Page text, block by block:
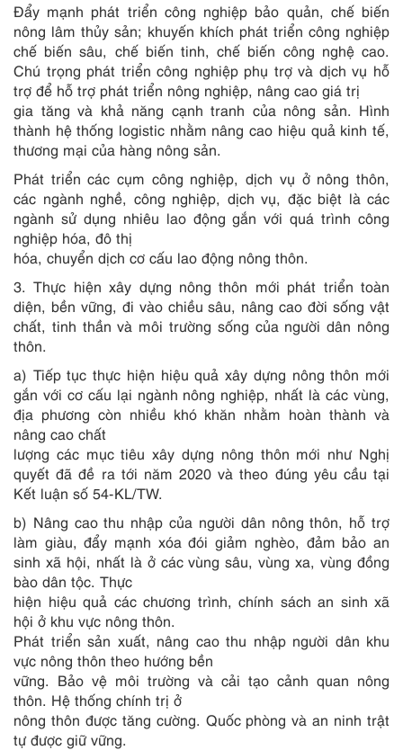
Đẩy mạnh phát triển công nghiệp bảo quản, chế biến
nông lâm thủy sản; khuyến khích phát triển công nghiệp
chế biến sâu, chế biến tinh, chế biến công nghệ cao.
Chú trọng phát triển công nghiệp phụ trợ và dịch vụ hỗ
trợ để hỗ trợ phát triển nông nghiệp, nâng cao giá trị
gia tăng và khả năng cạnh tranh của nông sản. Hình
thành hệ thống logistic nhằm nâng cao hiệu quả kinh tế,
thương mại của hàng nông sản.
Phát triển các cụm công nghiệp, dịch vụ ở nông thôn,
các ngành nghề, công nghiệp, dịch vụ, đặc biệt là các
ngành sử dụng nhiêu lao động gắn với quá trình công
nghiệp hóa, đô thị
hóa, chuyển dịch cơ cấu lao động nông thôn.
3. Thực hiện xây dựng nông thôn mới phát triển toàn
diện, bền vững, đi vào chiều sâu, nâng cao đời sống vật
chất, tinh thần và môi trường sống của người dân nông
thôn.
a) Tiếp tục thực hiện hiệu quả xây dựng nông thôn mới
gắn với cơ cấu lại ngành nông nghiệp, nhất là các vùng,
địa phương còn nhiều khó khăn nhằm hoàn thành và
nâng cao chất
lượng các mục tiêu xây dựng nông thôn mới như Nghị
quyết đã đề ra tới năm 2020 và theo đúng yêu cầu tại
Kết luận số 54-KL/TW.
b) Nâng cao thu nhập của người dân nông thôn, hỗ trợ
làm giàu, đẩy mạnh xóa đói giảm nghèo, đảm bảo an
sinh xã hội, nhất là ở các vùng sâu, vùng xa, vùng đồng
bào dân tộc. Thực
hiện hiệu quả các chương trình, chính sách an sinh xã
hội ở khu vực nông thôn.
Phát triển sản xuất, nâng cao thu nhập người dân khu
vực nông thôn theo hướng bền
vững. Bảo vệ môi trường và cải tạo cảnh quan nông
thôn. Hệ thống chính trị ở
nông thôn được tăng cường. Quốc phòng và an ninh trật
tự được giữ vững.